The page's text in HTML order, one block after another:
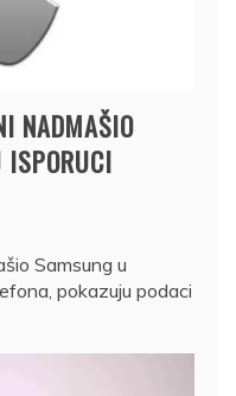
NADMAŠIO
ISPORUCI
Samsung u
pokazuju podaci